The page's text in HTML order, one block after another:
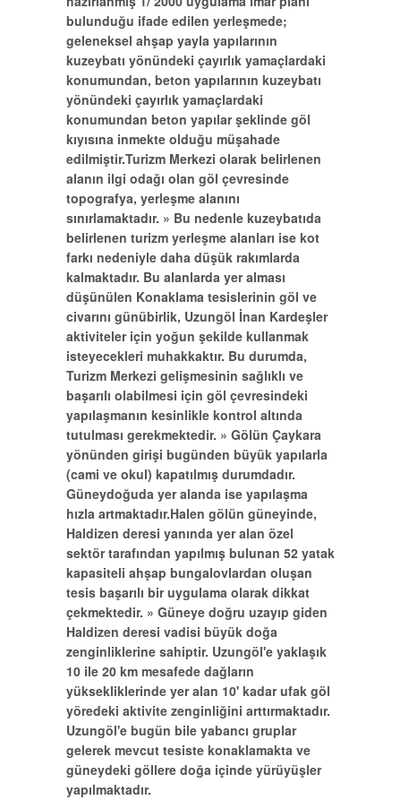
bulunduğu ifade edilen yerleşmede;
geleneksel ahşap yayla yapılarının
kuzeybatı yönündeki çayırlık yamaçlardaki
konumundan, beton yapılarının kuzeybatı
yönündeki çayırlık yamaçlardaki
konumundan beton yapılar şeklinde göl
kıyısına inmekte olduğu müşahade
edilmiştir.Turizm Merkezi olarak belirlenen
alanın ilgi odağı olan göl çevresinde
topografya, yerleşme alanını
sınırlamaktadır. » Bu nedenle kuzeybatıda
belirlenen turizm yerleşme alanları ise kot
farkı nedeniyle daha düşük rakımlarda
kalmaktadır. Bu alanlarda yer alması
düşünülen Konaklama tesislerinin göl ve
civarını günübirlik, Uzungöl İnan Kardeşler
aktiviteler için yoğun şekilde kullanmak
isteyecekleri muhakkaktır. Bu durumda,
Turizm Merkezi gelişmesinin sağlıklı ve
başarılı olabilmesi için göl çevresindeki
yapılaşmanın kesinlikle kontrol altında
tutulması gerekmektedir. » Gölün Çaykara
yönünden girişi bugünden büyük yapılarla
(cami ve okul) kapatılmış durumdadır.
Güneydoğuda yer alanda ise yapılaşma
hızla artmaktadır.Halen gölün güneyinde,
Haldizen deresi yanında yer alan özel
sektör tarafından yapılmış bulunan 52 yatak
kapasiteli ahşap bungalovlardan oluşan
tesis başarılı bir uygulama olarak dikkat
çekmektedir. » Güneye doğru uzayıp giden
Haldizen deresi vadisi büyük doğa
zenginliklerine sahiptir. Uzungöl'e yaklaşık
10 ile 20 km mesafede dağların
yüksekliklerinde yer alan 10' kadar ufak göl
yöredeki aktivite zenginliğini arttırmaktadır.
Uzungöl'e bugün bile yabancı gruplar
gelerek mevcut tesiste konaklamakta ve
güneydeki göllere doğa içinde yürüyüşler
yapılmaktadır.